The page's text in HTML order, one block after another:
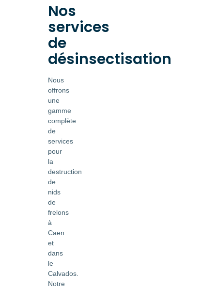
Nos
services
de
désinsectisation
Nous
offrons
une
gamme
complète
de
services
pour
la
destruction
de
nids
de
frelons
à
Caen
et
dans
le
Calvados.
Notre